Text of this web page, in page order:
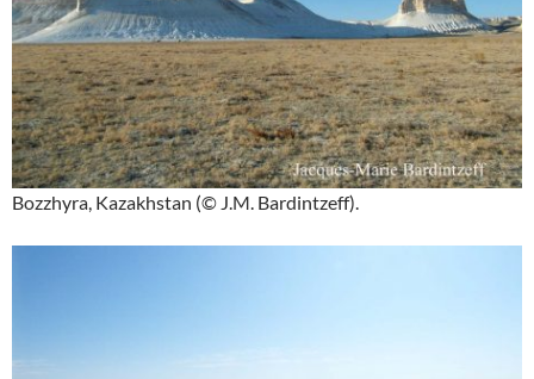
Bozzhyra, Kazakhstan (© J.M. Bardintzeff).